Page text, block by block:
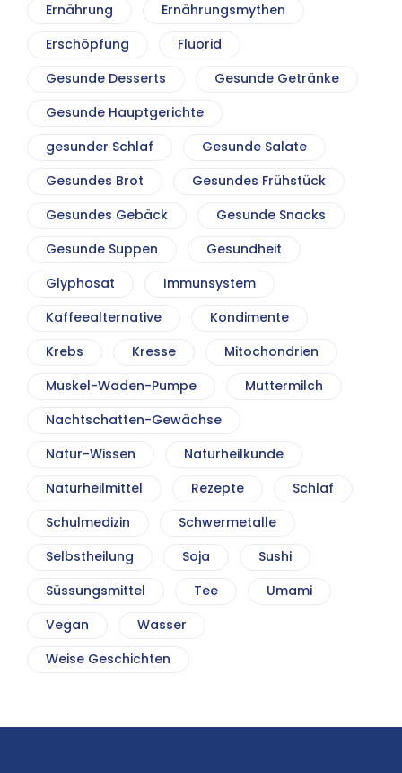
Ernährung
Ernährungsmythen
Erschöpfung
Fluorid
Gesunde Desserts
Gesunde Getränke
Gesunde Hauptgerichte
gesunder Schlaf
Gesunde Salate
Gesundes Brot
Gesundes Frühstück
Gesundes Gebäck
Gesunde Snacks
Gesunde Suppen
Gesundheit
Glyphosat
Immunsystem
Kaffeealternative
Kondimente
Krebs
Kresse
Mitochondrien
Muskel-Waden-Pumpe
Muttermilch
Nachtschatten-Gewächse
Natur-Wissen
Naturheilkunde
Naturheilmittel
Rezepte
Schlaf
Schulmedizin
Schwermetalle
Selbstheilung
Soja
Sushi
Süssungsmittel
Tee
Umami
Vegan
Wasser
Weise Geschichten